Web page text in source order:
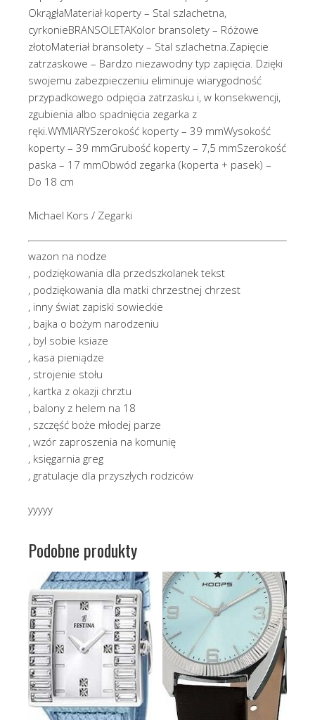
OkrągłaMateriał koperty – Stal szlachetna,
cyrkonieBRANSOLETAKolor bransolety – Różowe
złotoMateriał bransolety – Stal szlachetna.Zapięcie
zatrzaskowe – Bardzo niezawodny typ zapięcia. Dzięki
swojemu zabezpieczeniu eliminuje wiarygodność
przypadkowego odpięcia zatrzasku i, w konsekwencji,
zgubienia albo spadnięcia zegarka z
ręki.WYMIARYSzerokość koperty – 39 mmWysokość
koperty – 39 mmGrubość koperty – 7,5 mmSzerokość
paska – 17 mmObwód zegarka (koperta + pasek) –
Do 18 cm
Michael Kors / Zegarki
wazon na nodze
, podziękowania dla przedszkolanek tekst
, podziękowania dla matki chrzestnej chrzest
, inny świat zapiski sowieckie
, bajka o bożym narodzeniu
, byl sobie ksiaze
, kasa pieniądze
, strojenie stołu
, kartka z okazji chrztu
, balony z helem na 18
, szczęść boże młodej parze
, wzór zaproszenia na komunię
, księgarnia greg
, gratulacje dla przyszłych rodziców
yyyyy
Podobne produkty